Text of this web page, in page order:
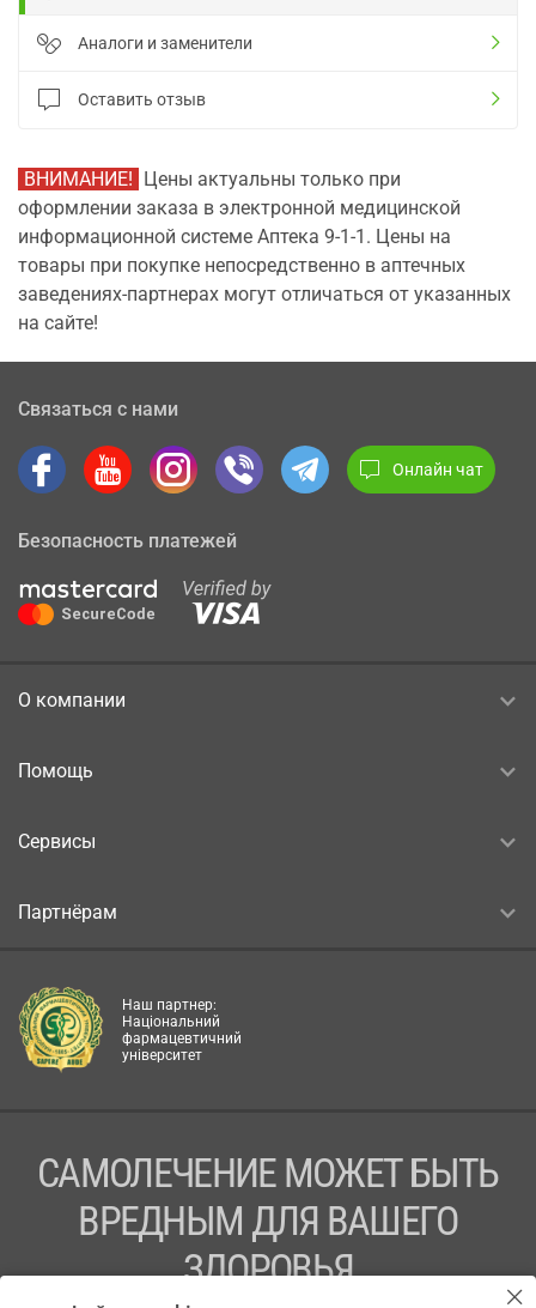
Аналоги и заменители
Оставить отзыв
ВНИМАНИЕ! Цены актуальны только при
оформлении заказа в электронной медицинской
информационной системе Аптека 9-1-1. Цены на
товары при покупке непосредственно в аптечных
заведениях-партнерах могут отличаться от указанных
на сайте!
Связаться с нами
Онлайн чат
Безопасность платежей
О компании
Помощь
Сервисы
Партнёрам
Наш партнер:
Національний
фармацевтичний
університет
САМОЛЕЧЕНИЕ МОЖЕТ БЫТЬ
ВРЕДНЫМ ДЛЯ ВАШЕГО
ЗДОРОВЬЯ